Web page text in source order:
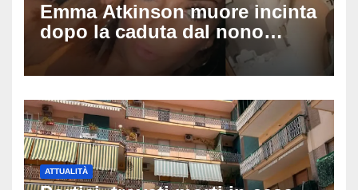
Emma Atkinson muore incinta
dopo la caduta dal nono
piano: la figlia nasce 30
minuti dopo e sta bene
ATTUALITÀ